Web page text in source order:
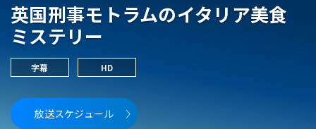
英国刑事モトラムのイタリア美食
ミステリー
字幕 HD
放送スケジュール